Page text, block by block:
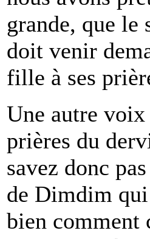
grande, que
doit venir
fille à ses
Une autre voix
prières du
savez donc
de Dimdim qui
bien comment